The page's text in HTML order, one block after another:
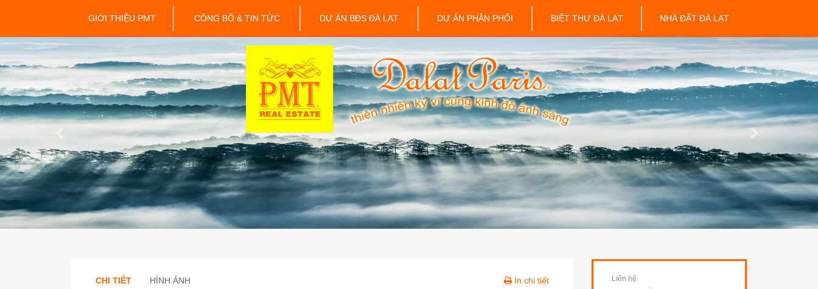
GIỚI THIỆU PMT CÔNG BỐ & TIN TỨC DỰ ÁN BĐS ĐÀ LẠT DỰ ÁN PHÂN PHỐI BIỆT THỰ ĐÀ LẠT NHÀ ĐẤT ĐÀ LẠT
Next
In chi tiết
CHI TIẾT HÌNH ẢNH Liên hệ